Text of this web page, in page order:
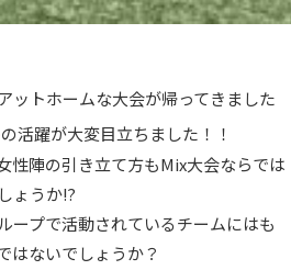
トホームな大会が帰ってきました
の活躍が大変目立ちました！！
性陣の引き立て方もMix大会ならでは
ょうか⁉︎
ープで活動されているチームにはも
はないでしょうか？